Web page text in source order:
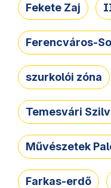
Fekete Zaj
Ferencváros-
szurkolói zóna
Temesvári
Művészetek
Farkas-erdő